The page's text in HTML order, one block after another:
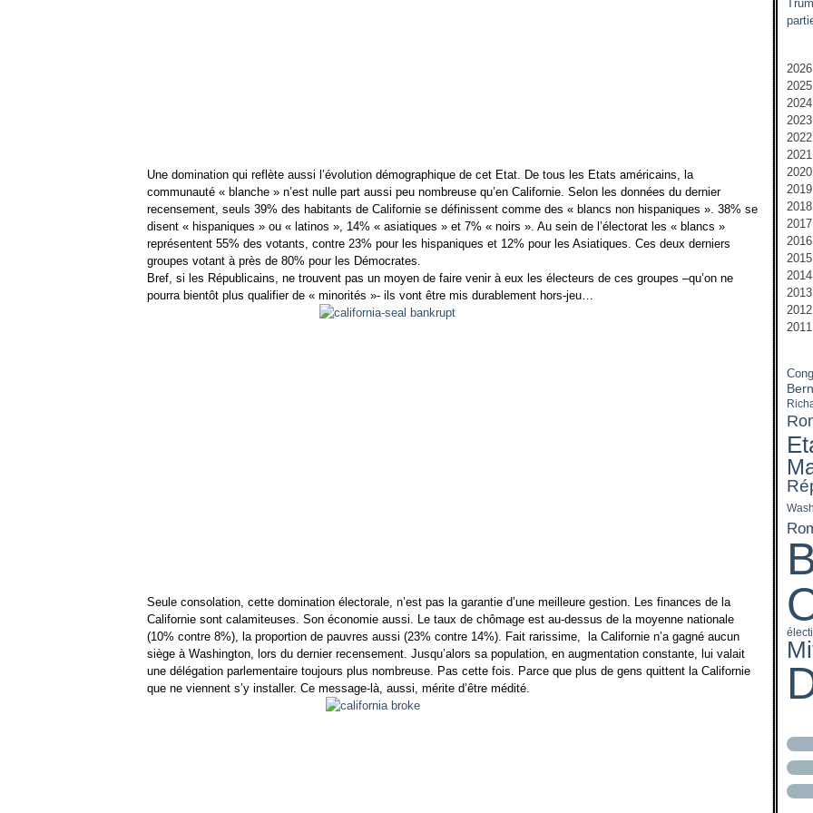
Une domination qui reflète aussi l’évolution démographique de cet Etat. De tous les Etats américains, la
communauté « blanche » n’est nulle part aussi peu nombreuse qu’en Californie. Selon les données du dernier
recensement, seuls 39% des habitants de Californie se définissent comme des « blancs non hispaniques ». 38% se
disent « hispaniques » ou « latinos », 14% « asiatiques » et 7% « noirs ». Au sein de l’électorat les « blancs »
représentent 55% des votants, contre 23% pour les hispaniques et 12% pour les Asiatiques. Ces deux derniers
groupes votant à près de 80% pour les Démocrates.
Bref, si les Républicains, ne trouvent pas un moyen de faire venir à eux les électeurs de ces groupes –qu’on ne
pourra bientôt plus qualifier de « minorités »- ils vont être mis durablement hors-jeu…
Seule consolation, cette domination électorale, n’est pas la garantie d’une meilleure gestion. Les finances de la
Californie sont calamiteuses. Son économie aussi. Le taux de chômage est au-dessus de la moyenne nationale
(10% contre 8%), la proportion de pauvres aussi (23% contre 14%). Fait rarissime, la Californie n’a gagné aucun
siège à Washington, lors du dernier recensement. Jusqu’alors sa population, en augmentation constante, lui valait
une délégation parlementaire toujours plus nombreuse. Pas cette fois. Parce que plus de gens quittent la Californie
que ne viennent s’y installer. Ce message-là, aussi, mérite d’être médité.
2026
2025
2024
2023
2022
2021
2020
2019
2018
2017
2016
2015
2014
2013
2012
2011